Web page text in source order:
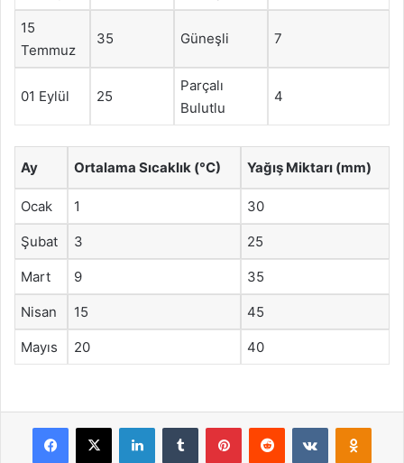
15
Temmuz
35 Güneşli 7
01 Eylül 25
Parçalı
Bulutlu
4
Ay Ortalama Sıcaklık (°C) Yağış Miktarı (mm)
Ocak 1 30
Şubat 3 25
Mart 9 35
Nisan 15 45
Mayıs 20 40
Facebook
X LinkedInTumblr PinterestReddit VKontakte